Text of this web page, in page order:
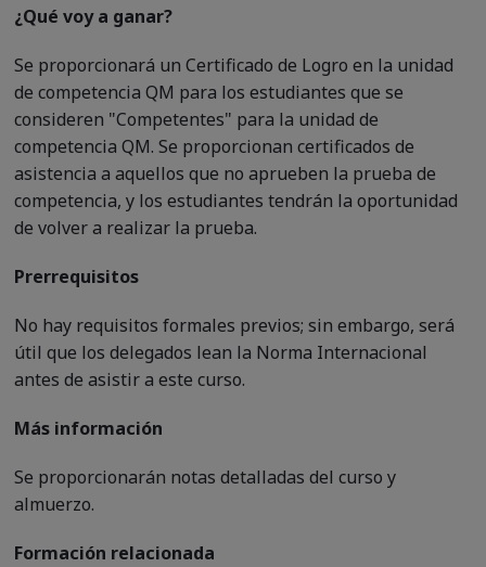
¿Qué voy a ganar?
Se proporcionará un Certificado de Logro en la unidad
de competencia QM para los estudiantes que se
consideren "Competentes" para la unidad de
competencia QM. Se proporcionan certificados de
asistencia a aquellos que no aprueben la prueba de
competencia, y los estudiantes tendrán la oportunidad
de volver a realizar la prueba.
Prerrequisitos
No hay requisitos formales previos; sin embargo, será
útil que los delegados lean la Norma Internacional
antes de asistir a este curso.
Más información
Se proporcionarán notas detalladas del curso y
almuerzo.
Formación relacionada